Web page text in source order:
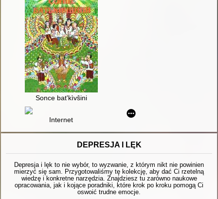
Sonce bat'kìvŝini
Internet
DEPRESJA I LĘK
Depresja i lęk to nie wybór, to wyzwanie, z którym nikt nie powinien
mierzyć się sam. Przygotowaliśmy tę kolekcję, aby dać Ci rzetelną
wiedzę i konkretne narzędzia. Znajdziesz tu zarówno naukowe
opracowania, jak i kojące poradniki, które krok po kroku pomogą Ci
oswoić trudne emocje.